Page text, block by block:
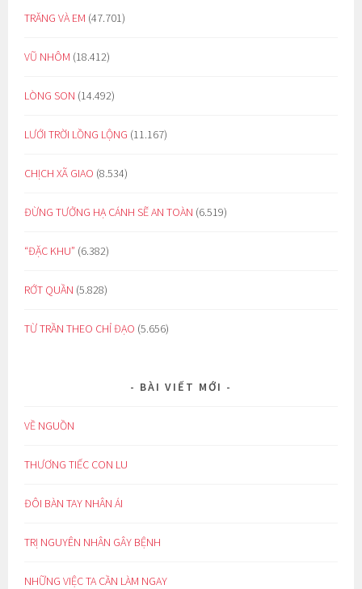
TRĂNG VÀ EM (47.701)
VŨ NHÔM (18.412)
LÒNG SON (14.492)
LƯỚI TRỜI LỒNG LỘNG (11.167)
CHỊCH XÃ GIAO (8.534)
ĐỪNG TƯỞNG HẠ CÁNH SẼ AN TOÀN (6.519)
“ĐẶC KHU” (6.382)
RỚT QUẦN (5.828)
TỪ TRẦN THEO CHỈ ĐẠO (5.656)
BÀI VIẾT MỚI
VỀ NGUỒN
THƯƠNG TIẾC CON LU
ĐÔI BÀN TAY NHÂN ÁI
TRỊ NGUYÊN NHÂN GÂY BỆNH
NHỮNG VIỆC TA CẦN LÀM NGAY